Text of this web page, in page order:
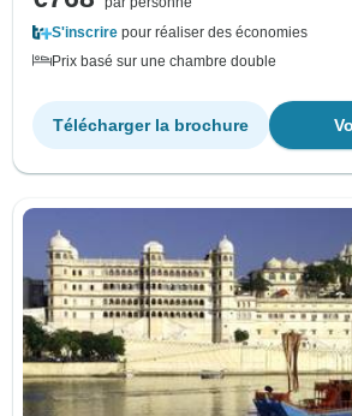
S'inscrire pour réaliser des économies
Prix basé sur une chambre double
Télécharger la brochure